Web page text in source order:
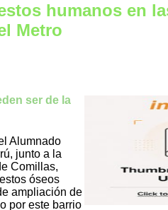
humanos en
Metro
ser de la
Alumnado
junto a la
Comillas,
óseos
ampliación de
por este barrio